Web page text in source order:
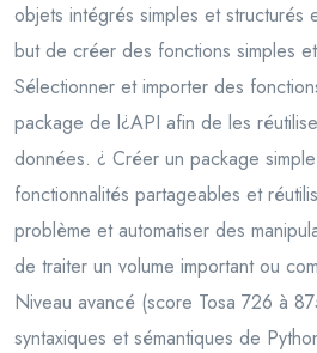
objets intégrés simples et structurés
but de créer des fonctions simples
Sélectionner et importer des
package de l¿API afin de les
données. ¿ Créer un package
fonctionnalités partageables et
problème et automatiser des
de traiter un volume important ou
Niveau avancé (score Tosa 726 à
syntaxiques et sémantiques de